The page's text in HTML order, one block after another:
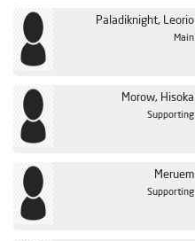
Paladiknight, Leorio
Main
Morow, Hisoka
Supporting
Meruem
Supporting